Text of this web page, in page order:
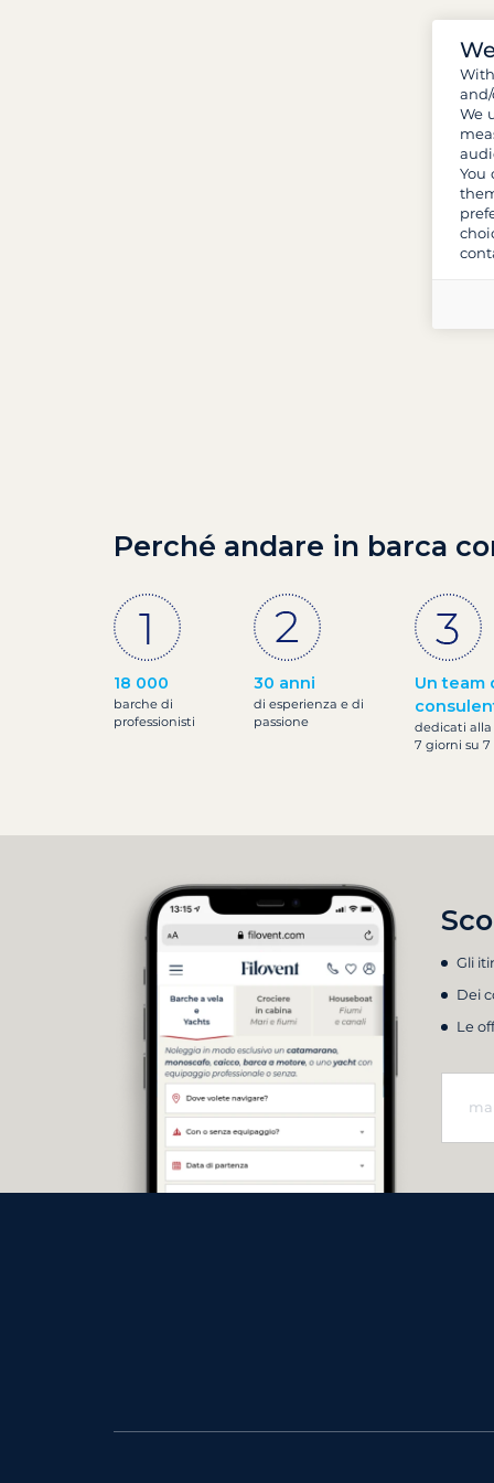
Perché andare in barca
18 000
barche di
professionisti
30 anni
di esperienza e di
passione
Un team
dedicati alla
7 giorni su 7
Gli
Dei
Le
We
You